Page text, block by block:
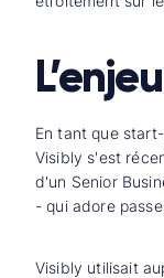
L’enjeu
En tant que
Visibly s'est
d'un Senior
- qui adore
Visibly utilisait